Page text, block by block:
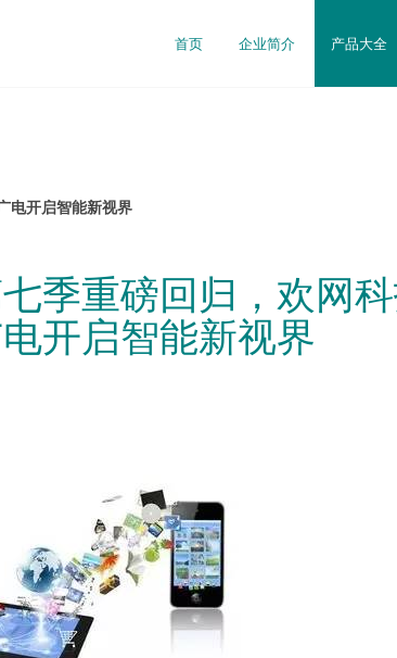
首页 企业简介 产品大全
电开启智能新视界
季重磅回归，欢网
开启智能新视界